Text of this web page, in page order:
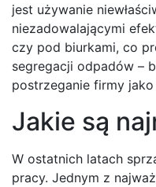
jest używanie
niezadowalającymi
czy pod biurkami, co
segregacji odpadów –
postrzeganie firmy
Jakie są
W ostatnich latach
pracy. Jednym z